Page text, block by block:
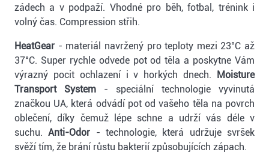
zádech a v podpaží. Vhodné pro běh, fotbal, trénink i
volný čas. Compression střih.
HeatGear - materiál navržený pro teploty mezi 23°C až
37°C. Super rychle odvede pot od těla a poskytne Vám
výrazný pocit ochlazení i v horkých dnech.
Moisture
Transport System - speciální technologie vyvinutá
značkou UA, která odvádí pot od vašeho těla na povrch
oblečení, díky čemuž lépe schne a udrží vás déle v
suchu.Anti-Odor - technologie, která udržuje svršek
svěží tím, že brání růstu bakterií způsobujících zápach.